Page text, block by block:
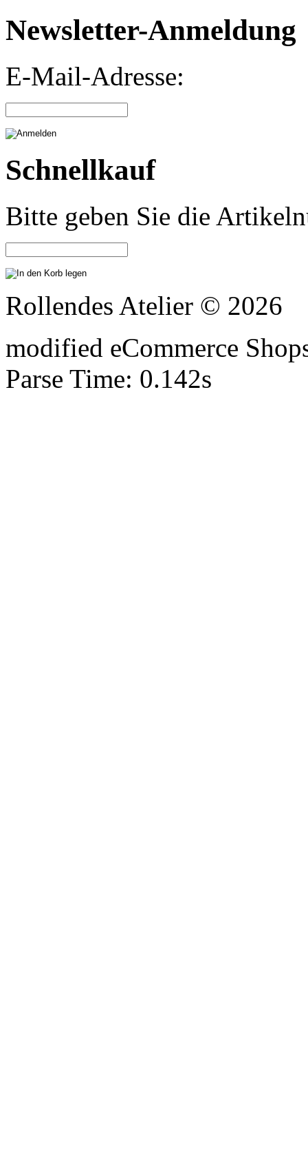
Newsletter-Anmeldung
E-Mail-Adresse:
Schnellkauf
Bitte geben Sie die
Rollendes Atelier © 2026
modified eCommerce
Parse Time: 0.142s